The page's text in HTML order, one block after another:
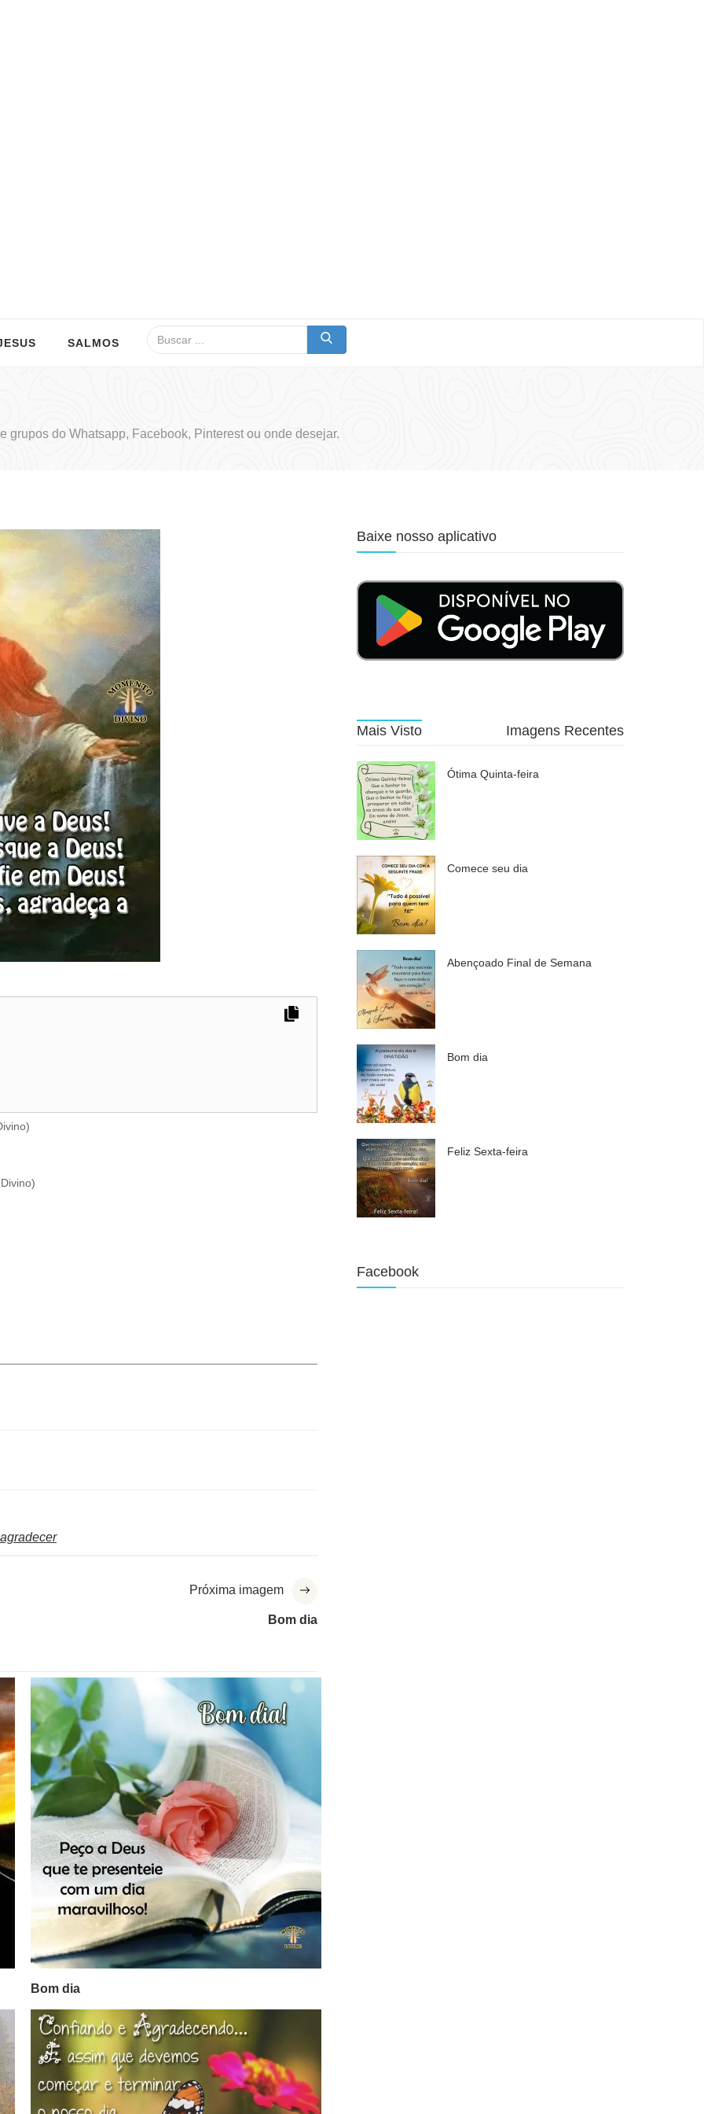
SALMOS
grupos do Whatsapp, Facebook, Pinterest ou onde desejar.
)
)
agradecer
Próxima imagem
Bom dia
Bom dia
Baixe nosso aplicativo
Mais Visto Imagens Recentes
Ótima Quinta-feira
Comece seu dia
Abençoado Final de Semana
Bom dia
Feliz Sexta-feira
Facebook